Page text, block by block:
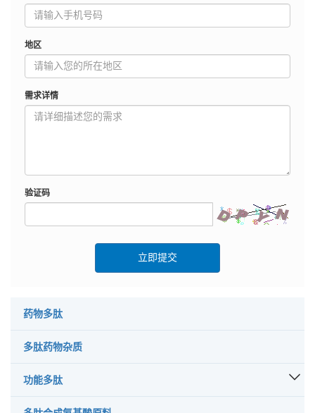
地区
需求详情
验证码
立即提交
药物多肽
多肽药物杂质
功能多肽